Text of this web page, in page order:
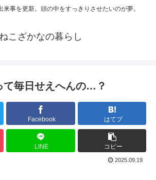
来事を更新。頭の中をすっきりさせたいのが夢。
ねこざかなの暮らし
て毎日せえへんの…？
Facebook はてブ
LINE コピー
2025.09.19